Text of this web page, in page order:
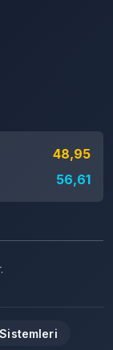
48,95
56,61